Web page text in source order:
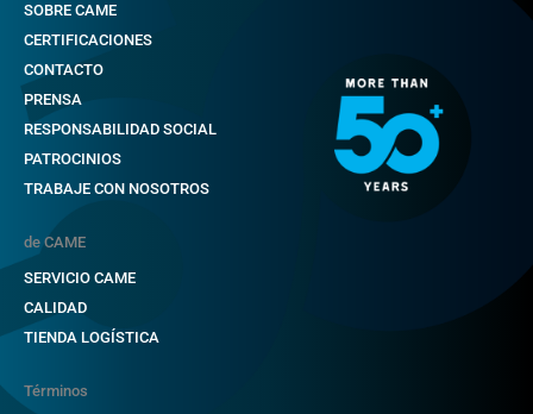
SOBRE CAME
CERTIFICACIONES
CONTACTO
PRENSA
RESPONSABILIDAD SOCIAL
PATROCINIOS
TRABAJE CON NOSOTROS
de CAME
SERVICIO CAME
CALIDAD
TIENDA LOGÍSTICA
Términos